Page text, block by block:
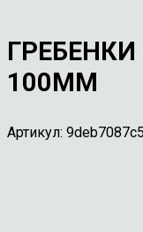
100ММ
Артикул: